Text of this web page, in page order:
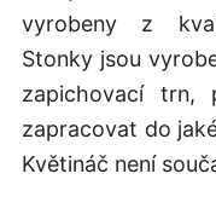
vyrobeny z
Stonky jsou
zapichovací trn,
zapracovat do
Květináč není